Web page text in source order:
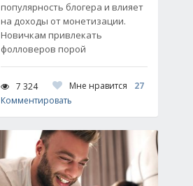
популярность блогера и влияет
на доходы от монетизации.
Новичкам привлекать
фолловеров порой
7 324 Мне нравится
27
Комментировать